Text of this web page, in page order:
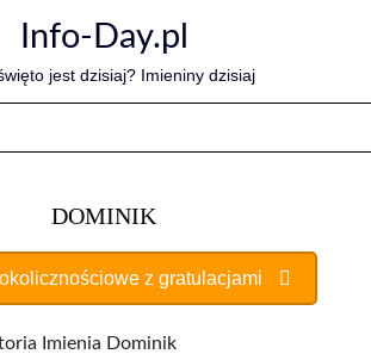
Info-Day.pl
jest dzisiaj? Imieniny dzisiaj
DOMINIK
z gratulacjami
Imienia Dominik